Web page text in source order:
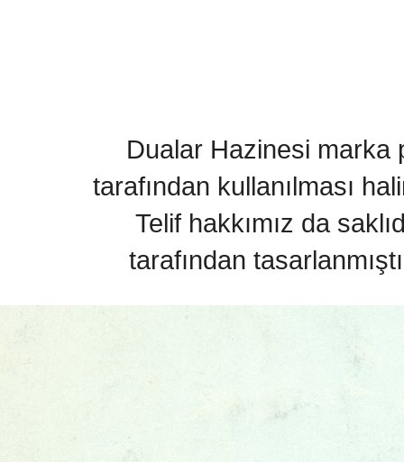
Dualar Hazinesi marka
tarafından kullanılması
Telif hakkımız da
tarafından